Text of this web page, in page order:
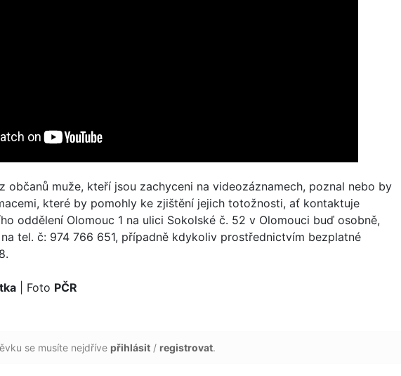
občanů muže, kteří jsou zachyceni na videozáznamech, poznal nebo by
které by pomohly ke zjištění jejich totožnosti, ať kontaktuje
oddělení Olomouc 1 na ulici Sokolské č. 52 v Olomouci buď osobně,
tel. č: 974 766 651, případně kdykoliv prostřednictvím bezplatné
| Foto PČR
se musíte nejdříve přihlásit / registrovat.